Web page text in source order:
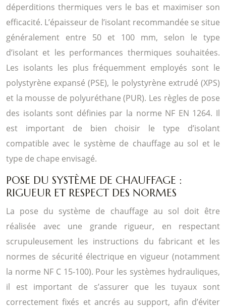
déperditions thermiques vers le bas et maximiser son
efficacité. L’épaisseur de l’isolant recommandée se situe
généralement entre 50 et 100 mm, selon le type
d’isolant et les performances thermiques souhaitées.
Les isolants les plus fréquemment employés sont le
polystyrène expansé (PSE), le polystyrène extrudé (XPS)
et la mousse de polyuréthane (PUR). Les règles de pose
des isolants sont définies par la norme NF EN 1264. Il
est important de bien choisir le type d’isolant
compatible avec le système de chauffage au sol et le
type de chape envisagé.
POSE DU SYSTÈME DE CHAUFFAGE :
RIGUEUR ET RESPECT DES NORMES
La pose du système de chauffage au sol doit être
réalisée avec une grande rigueur, en respectant
scrupuleusement les instructions du fabricant et les
normes de sécurité électrique en vigueur (notamment
la norme NF C 15-100). Pour les systèmes hydrauliques,
il est important de s’assurer que les tuyaux sont
correctement fixés et ancrés au support, afin d’éviter